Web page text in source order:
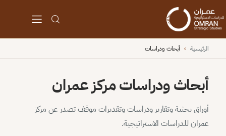
الرئيسية › أبحاث ودراسات
أبحاث ودراسات مركز عمران
أوراق بحثية وتقارير ودراسات وتقديرات موقف تصدر عن مركز
عمران للدراسات الاستراتيجية.